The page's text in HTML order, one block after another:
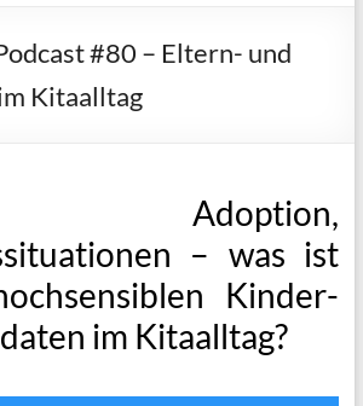
#80 – Eltern- und
Kitaalltag
Adoption,
– was ist
Kinder-
im Kitaalltag?